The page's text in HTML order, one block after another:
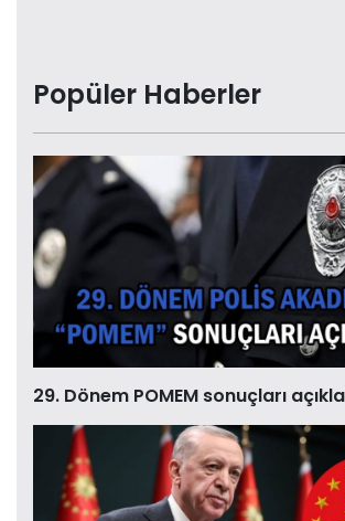
Popüler Haberler
29. Dönem POMEM sonuçları